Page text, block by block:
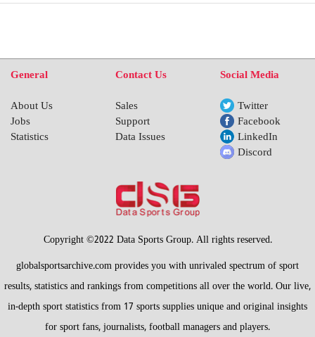
General Contact Us
Social Media
About Us
Jobs
Statistics
Sales
Support
Data Issues
Twitter
Facebook
LinkedIn
Discord
Copyright ©2022 Data Sports Group. All rights reserved.
globalsportsarchive.com provides you with unrivaled spectrum of sport
results, statistics and rankings from competitions all over the world. Our live,
in-depth sport statistics from 17 sports supplies unique and original insights
for sport fans, journalists, football managers and players.